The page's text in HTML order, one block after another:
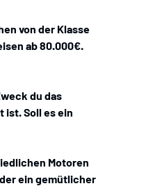
von der Klasse
ab 80.000€.
du das
ist. Soll es ein
Motoren
ein gemütlicher